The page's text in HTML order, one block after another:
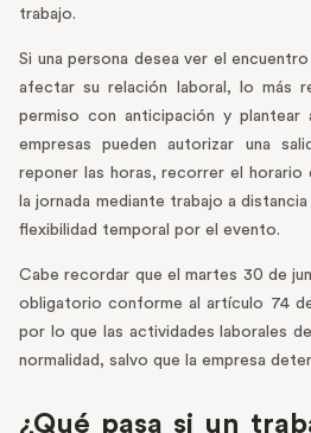
trabajo.
Si una persona desea ver el
afectar su relación laboral, lo más
permiso con anticipación y plantear
empresas pueden autorizar una
reponer las horas, recorrer el horario
la jornada mediante trabajo a
flexibilidad temporal por el evento.
Cabe recordar que el martes 30 de
obligatorio conforme al artículo 74
por lo que las actividades laborales
normalidad, salvo que la empresa
¿Qué pasa si un